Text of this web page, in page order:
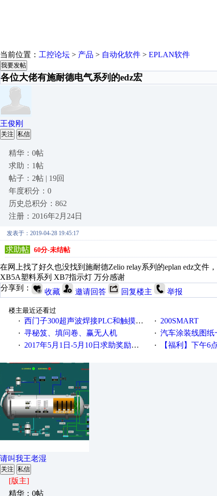
当前位置： 工控论坛 > 产品 > 自动化软件 > EPLAN软件
我要发帖
各位大佬有施耐德电气系列的edz宏
王俊刚
关注 私信
精华：0帖
求助：1帖
帖子：2帖 | 19回
年度积分：0
历史总积分：862
注册：2016年2月24日
发表于：2019-04-28 19:45:17
求助帖 60分-未结帖
在网上找了好久也没找到施耐德Zelio relay系列的eplan edz文
XB5A塑料系列 XB7指示灯 万分感谢
分享到：
收藏 邀请回答 回复楼主 举报
楼主最近还看过
· 西门子300超声波焊接PLC和触摸屏程序 · 200SMART
· 寻秘笈、填问卷、赢无人机 · 汽车涂装线图纸
· 2017年5月1日-5月10日求助奖励发放公告 · 【福利】下午6点论坛大
请叫我王老湿
关注 私信
[版主]
精华：0帖